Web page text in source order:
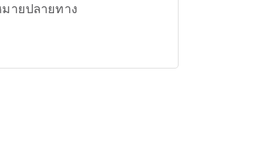
ายปลายทาง